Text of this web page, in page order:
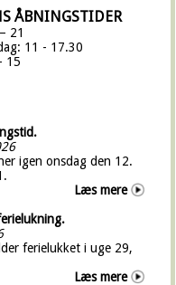
ÅBNINGSTIDER
21
11 - 17.30
15
igen onsdag den 12.
Læs mere
ferielukket i uge 29,
Læs mere